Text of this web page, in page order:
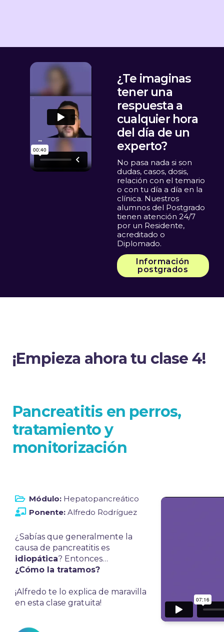
¿Te imaginas
tener una
respuesta a
cualquier hora
del día de un
experto?
No pasa nada si son
dudas, casos, dosis,
relación con el temario
o con tu día a día en la
clínica. Nuestros
alumnos del Postgrado
tienen atención 24/7
por un Residente,
acreditado o
Diplomado.
Información
postgrados
¡Empieza ahora tu clase 4!
Pancreatitis en perros,
tratamiento y
monitorización
Módulo:Hepatopancreático
Ponente:Alfredo Rodríguez
¿Sabías que generalmente la
causa de pancreatitis es
idiopática? Entonces…
¿Cómo la tratamos?
¡Alfredo te lo explica de maravilla
en esta clase gratuita!